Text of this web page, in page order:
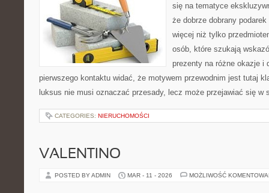
się na tematyce
że dobrze dobrany
więcej niż tylko
osób, które szukają
prezenty na różne okazje i
pierwszego kontaktu widać, że motywem przewodnim jest tutaj
luksus nie musi oznaczać przesady, lecz może przejawiać się
CATEGORIES: NIERUCHOMOŚCI
VALENTINO
POSTED BY ADMIN MAR - 11 - 2026 MOŻLIWOŚĆ